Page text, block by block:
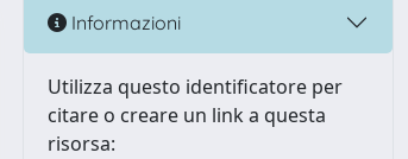
Informazioni
Utilizza questo identificatore per
citare o creare un link a questa
risorsa: